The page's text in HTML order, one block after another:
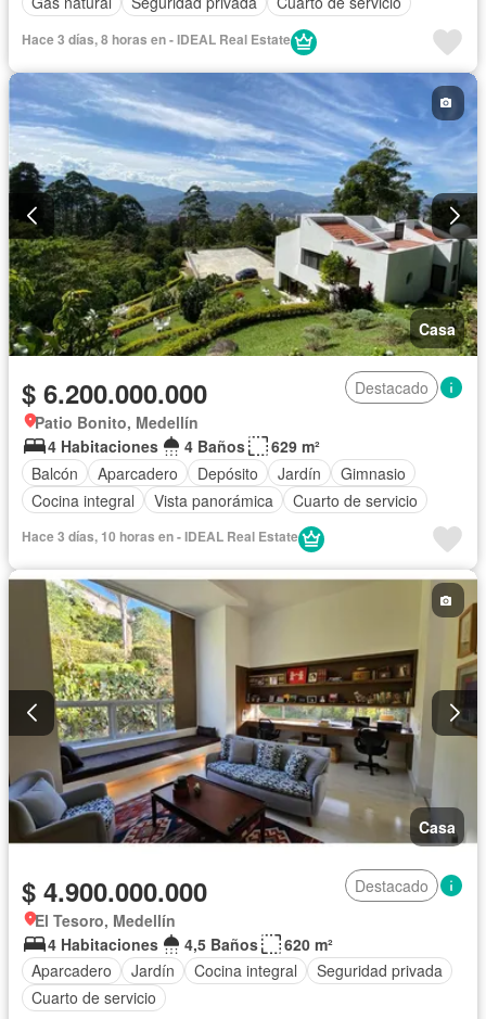
Hace 3 días, 8 horas en - IDEAL Real Estate
Casa
$ 6.200.000.000
Destacado
Patio Bonito, Medellín
4 Habitaciones
4 Baños
629 m²
Balcón
Aparcadero Depósito Jardín
Gimnasio
Cocina integral
Vista panorámica Cuarto de servicio
Hace 3 días, 10 horas en - IDEAL Real Estate
Casa
$ 4.900.000.000
Destacado
El Tesoro, Medellín
4 Habitaciones
4,5 Baños
620 m²
Aparcadero
Jardín Cocina integral
Seguridad privada
Cuarto de servicio